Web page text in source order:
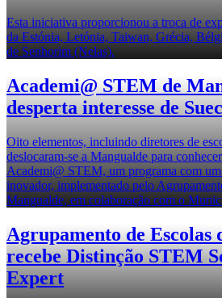
Esta iniciativa proporcionou a troca de
da Estónia, Letónia, Taiwan, Grécia,
de Senhorim (Nelas).
Academi@ STEM de
desperta interesse de
Oito elementos, incluindo diretores de
deslocaram-se a Mangualde para
Academi@ STEM, um programa com
inovador, implementado pelo
Mangualde, em colaboração com o
Agrupamento de Escolas
recebe Distinção STEM
Expert